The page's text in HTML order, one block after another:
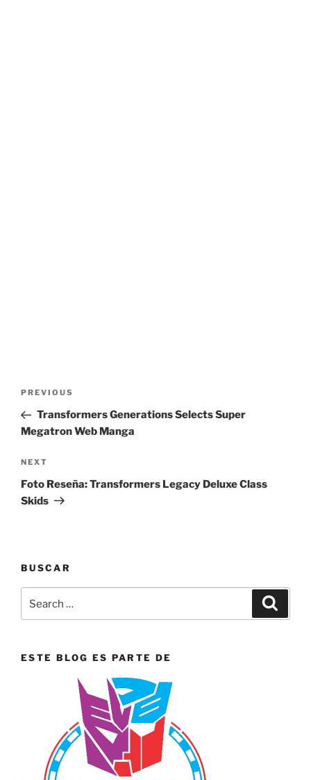
Previous
Post
PREVIOUS
Transformers Generations Selects Super
Megatron Web Manga
Next
Post
NEXT
Foto Reseña: Transformers Legacy Deluxe Class
Skids
BUSCAR
for:
ESTE BLOG ES PARTE DE